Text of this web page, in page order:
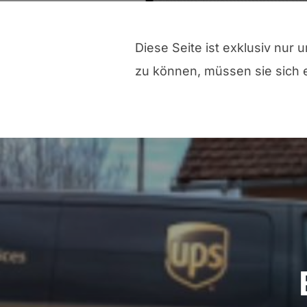
Diese Seite ist exklusiv nur
zu können, müssen sie sich
Beitragsnavigation